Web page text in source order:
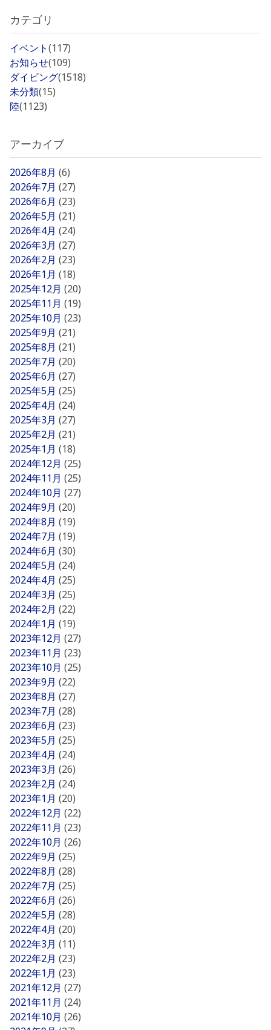
カテゴリ
イベント(117)
お知らせ(109)
ダイビング(1518)
未分類(15)
陸(1123)
アーカイブ
2026年8月 (6)
2026年7月 (27)
2026年6月 (23)
2026年5月 (21)
2026年4月 (24)
2026年3月 (27)
2026年2月 (23)
2026年1月 (18)
2025年12月 (20)
2025年11月 (19)
2025年10月 (23)
2025年9月 (21)
2025年8月 (21)
2025年7月 (20)
2025年6月 (27)
2025年5月 (25)
2025年4月 (24)
2025年3月 (27)
2025年2月 (21)
2025年1月 (18)
2024年12月 (25)
2024年11月 (25)
2024年10月 (27)
2024年9月 (20)
2024年8月 (19)
2024年7月 (19)
2024年6月 (30)
2024年5月 (24)
2024年4月 (25)
2024年3月 (25)
2024年2月 (22)
2024年1月 (19)
2023年12月 (27)
2023年11月 (23)
2023年10月 (25)
2023年9月 (22)
2023年8月 (27)
2023年7月 (28)
2023年6月 (23)
2023年5月 (25)
2023年4月 (24)
2023年3月 (26)
2023年2月 (24)
2023年1月 (20)
2022年12月 (22)
2022年11月 (23)
2022年10月 (26)
2022年9月 (25)
2022年8月 (28)
2022年7月 (25)
2022年6月 (26)
2022年5月 (28)
2022年4月 (20)
2022年3月 (11)
2022年2月 (23)
2022年1月 (23)
2021年12月 (27)
2021年11月 (24)
2021年10月 (26)